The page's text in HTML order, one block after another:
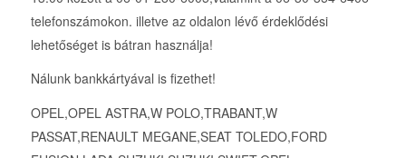
telefonszámokon. illetve az oldalon lévő érdeklődési
lehetőséget is bátran használja!
Nálunk bankkártyával is fizethet!
OPEL,OPEL ASTRA,W POLO,TRABANT,W
PASSAT,RENAULT MEGANE,SEAT TOLEDO,FORD